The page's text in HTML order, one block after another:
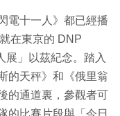
電十一人》都已經播
在東京的 DNP
展」以茲紀念。踏入
的天秤》和《俄里翁
的通道裏，參觀者可
的比賽片段與「今日